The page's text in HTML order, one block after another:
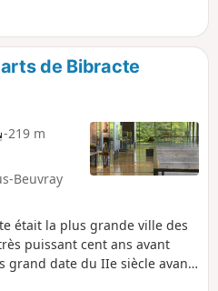
grandes difficultés, toujours
nature. Offrez-vous une
crapahutez, respirez,
sommets !
de Bibracte
-219 m
Beuvray
était la plus grande ville des
puissant cent ans avant
grand date du IIe siècle avant